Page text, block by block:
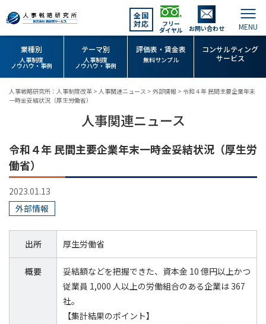
全国
対応
フリー
ダイヤル お問い合わせ
業種別
人事制度
ノウハウ・事例
テーマ別
人事制度
ノウハウ・事例
評価表・賃金表
無料サンプル
コンサルティング
サービス
人事戦略研究所：人事制度改革 > 人事関連ニュース > 外部情報 > 令和４年 民間主要企業年末
一時金妥結状況（厚生労働省）
人事関連ニュース
令和４年 民間主要企業年末一時金妥結状況（厚生労
働省）
2023.01.13
外部情報
出所 厚生労働省
概要
妥結額などを把握できた、資本金 10 億円以上かつ
従業員 1,000 人以上の労働組合のある企業は 367
社。
【集計結果のポイント】